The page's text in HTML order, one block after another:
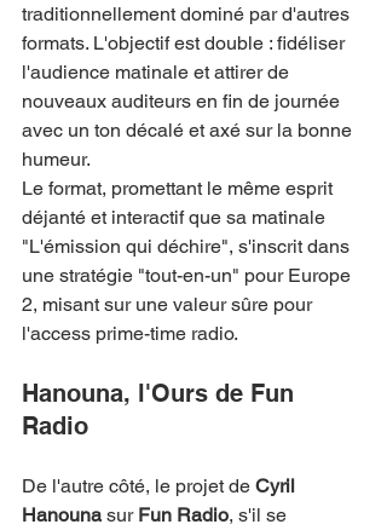
traditionnellement dominé par d'autres
formats. L'objectif est double : fidéliser
l'audience matinale et attirer de
nouveaux auditeurs en fin de journée
avec un ton décalé et axé sur la bonne
humeur.
Le format, promettant le même esprit
déjanté et interactif que sa matinale
"L'émission qui déchire", s'inscrit dans
une stratégie "tout-en-un" pour Europe
2, misant sur une valeur sûre pour
l'access prime-time radio.
Hanouna, l'Ours de Fun
Radio
De l'autre côté, le projet de Cyril
Hanouna sur Fun Radio, s'il se